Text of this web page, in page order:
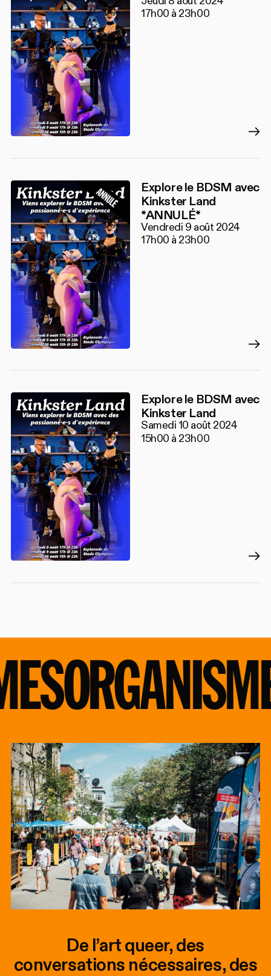
17h00 à 23h00
Explore le BDSM avec
Kinkster Land
*ANNULÉ*
Vendredi 9 août 2024
17h00 à 23h00
Explore le BDSM avec
Kinkster Land
Samedi 10 août 2024
15h00 à 23h00
De l’art queer, des
conversations nécessaires, des